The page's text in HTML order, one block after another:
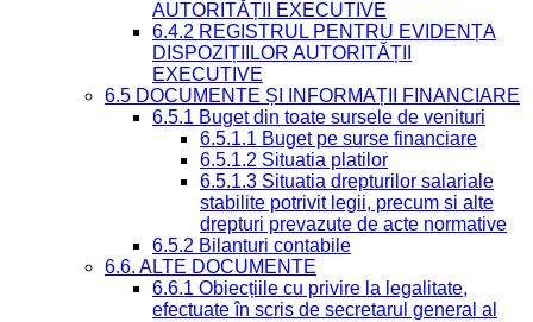
AUTORITĂȚII EXECUTIVE
6.4.2 REGISTRUL PENTRU EVIDENȚA
DISPOZIȚIILOR AUTORITĂȚII
EXECUTIVE
6.5 DOCUMENTE ȘI INFORMAȚII FINANCIARE
6.5.1 Buget din toate sursele de venituri
6.5.1.1 Buget pe surse financiare
6.5.1.2 Situatia platilor
6.5.1.3 Situatia drepturilor salariale
stabilite potrivit legii, precum si alte
drepturi prevazute de acte normative
6.5.2 Bilanturi contabile
6.6. ALTE DOCUMENTE
6.6.1 Obiecțiile cu privire la legalitate,
efectuate în scris de secretarul general al